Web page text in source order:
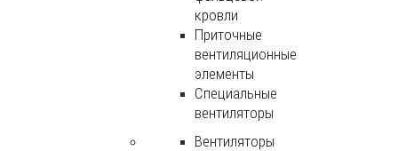
кровли
Приточные
вентиляционные
элементы
Специальные
вентиляторы
Вентиляторы